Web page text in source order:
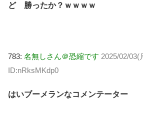
ど 勝ったか？ｗｗｗｗ
783: 名無しさん＠恐縮です 2025/02/03(
ID:nRksMKdp0
はいブーメランなコメンテーター